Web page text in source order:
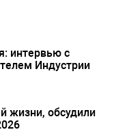
интервью с
Индустрии
жизни, обсудили